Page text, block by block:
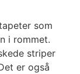
som
i rommet.
striper
er også